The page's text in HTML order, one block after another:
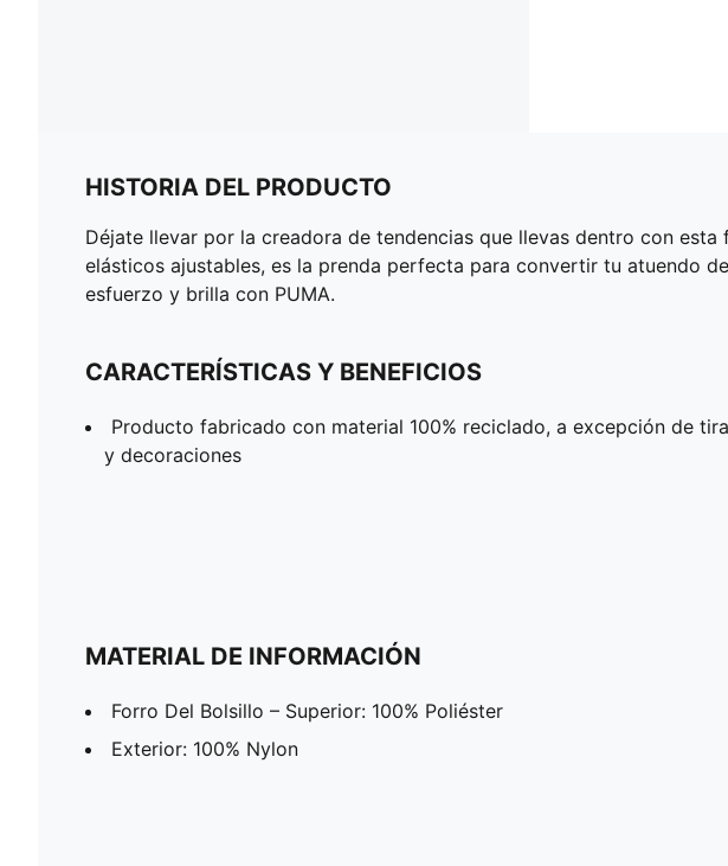
HISTORIA DEL PRODUCTO
Déjate llevar por la creadora de tendencias que llevas dentro con
elásticos ajustables, es la prenda perfecta para convertir tu atuendo
esfuerzo y brilla con PUMA.
CARACTERÍSTICAS Y BENEFICIOS
Producto fabricado con material 100% reciclado, a excepción de
y decoraciones
MATERIAL DE INFORMACIÓN
Forro Del Bolsillo – Superior: 100% Poliéster
Exterior: 100% Nylon